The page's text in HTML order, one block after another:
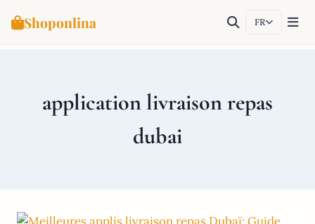
Shoponlina FR
application livraison repas
dubai